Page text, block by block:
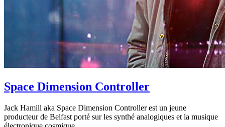
Space Dimension Controller
Jack Hamill aka Space Dimension Controller est un jeune
producteur de Belfast porté sur les synthé analogiques et la musique